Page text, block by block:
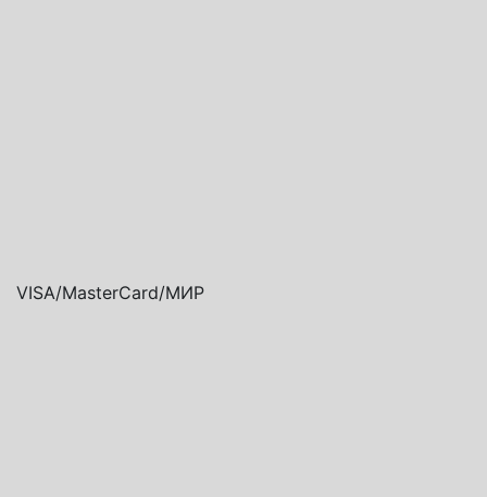
VISA/MasterCard/МИР